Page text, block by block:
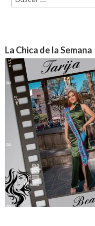
La Chica de la Semana